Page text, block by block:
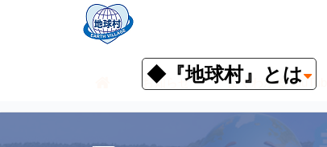
◆『地球村』とは
お知らせ よくわかるYouTube